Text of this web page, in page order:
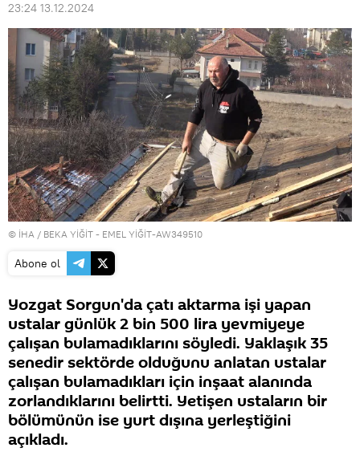
23:24 13.12.2024
© İHA / BEKA YİĞİT - EMEL YİĞİT-AW349510
Abone ol
Yozgat Sorgun'da çatı aktarma işi yapan
ustalar günlük 2 bin 500 lira yevmiyeye
çalışan bulamadıklarını söyledi. Yaklaşık 35
senedir sektörde olduğunu anlatan ustalar
çalışan bulamadıkları için inşaat alanında
zorlandıklarını belirtti. Yetişen ustaların bir
bölümünün ise yurt dışına yerleştiğini
açıkladı.